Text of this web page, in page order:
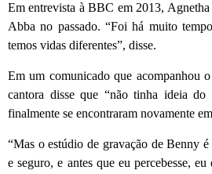
Em entrevista à BBC em 2013,
Abba no passado. “Foi há muito
temos vidas diferentes”, disse.
Em um comunicado que acompanhou
cantora disse que “não tinha ideia do
finalmente se encontraram novamente
“Mas o estúdio de gravação de Benny
e seguro, e antes que eu percebesse,